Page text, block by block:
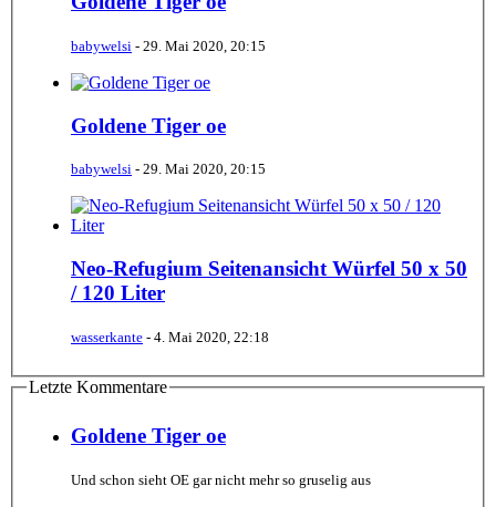
babywelsi - 29. Mai 2020, 20:15
Goldene Tiger oe
babywelsi - 29. Mai 2020, 20:15
Neo-Refugium Seitenansicht Würfel 50 x 50
/ 120 Liter
wasserkante - 4. Mai 2020, 22:18
Letzte Kommentare
Goldene Tiger oe
Und schon sieht OE gar nicht mehr so gruselig aus